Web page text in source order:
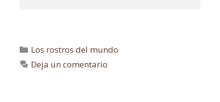
Los rostros del mundo
Deja un comentario